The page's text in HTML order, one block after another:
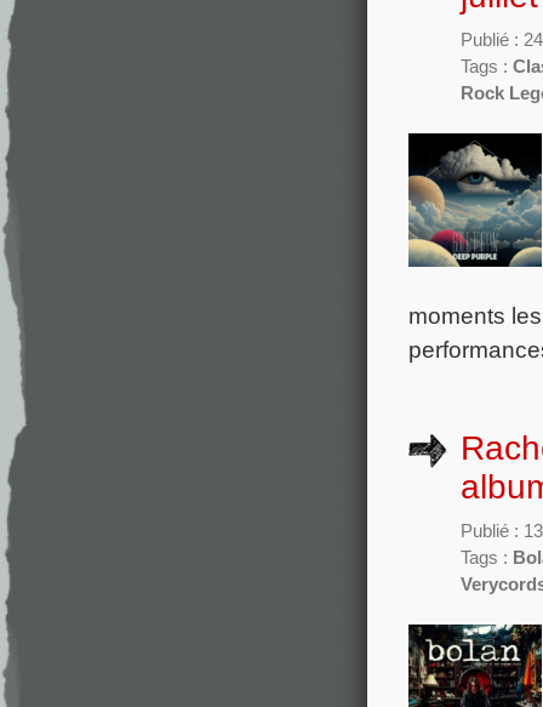
Publié :
Tags :
Rock
moments
Publié :
Tags :